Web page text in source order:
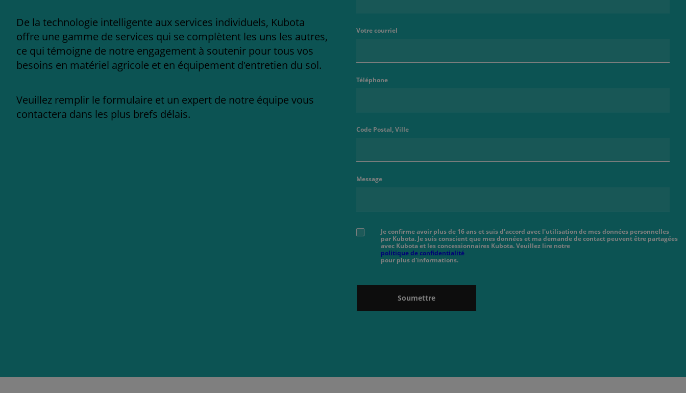
De la technologie intelligente aux services individuels, Kubota
offre une gamme de services qui se complètent les uns les autres,
ce qui témoigne de notre engagement à soutenir pour tous vos
besoins en matériel agricole et en équipement d'entretien du sol.
Veuillez remplir le formulaire et un expert de notre équipe vous
contactera dans les plus brefs délais.
Votre courriel
Téléphone
Code Postal, Ville
Message
Je confirme avoir plus de 16 ans et suis d'accord avec l'utilisation de mes données personnelles
par Kubota. Je suis conscient que mes données et ma demande de contact peuvent être partagées
avec Kubota et les concessionnaires Kubota. Veuillez lire notre
politique de confidentialité
pour plus d'informations.
Soumettre